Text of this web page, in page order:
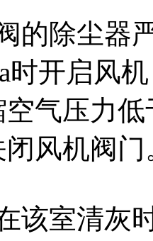
的除尘器
时开启风
气压力
风机阀门
该室清灰